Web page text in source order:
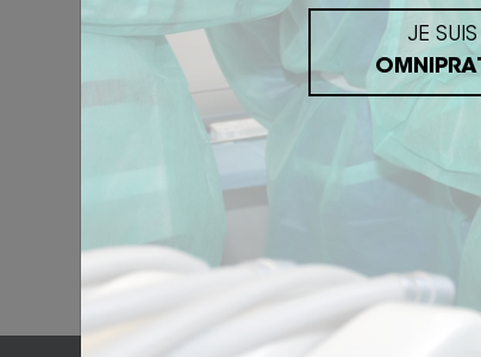
JE
Nos Formations
Implantologie
Biotech Dental Ortho - Orthodontiste
>Prothèse dentaire
>Assistant(e)